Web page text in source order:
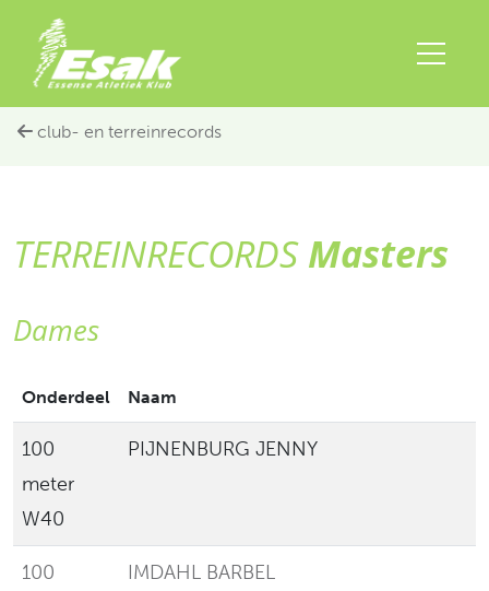
club- en terreinrecords
TERREINRECORDS Masters
Dames
Onderdeel Naam
100
meter
W40
PIJNENBURG JENNY
100
IMDAHL BARBEL